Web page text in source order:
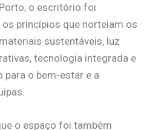
o escritório foi
princípios que norteiam os
sustentáveis, luz
tecnologia integrada e
para o bem-estar e a
o espaço foi também